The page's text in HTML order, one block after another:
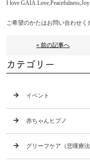
I love
ご希望のかたはお問い合わせく
« 前の記事へ
カテゴリー
イベント
赤ちゃんヒプノ
グリーフケア（悲嘆療法